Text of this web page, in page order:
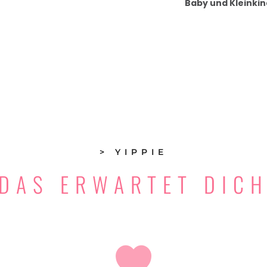
Baby und
> YIPPIE
ERWARTET DICH